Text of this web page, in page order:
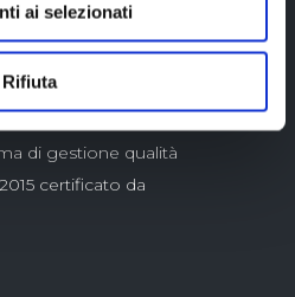
ai selezionati
Rifiuta
di gestione qualità
certificato da